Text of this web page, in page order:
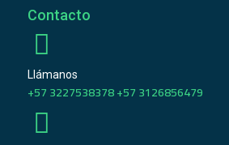
Contacto
Llámanos
+57 3227538378 +57 3126856479